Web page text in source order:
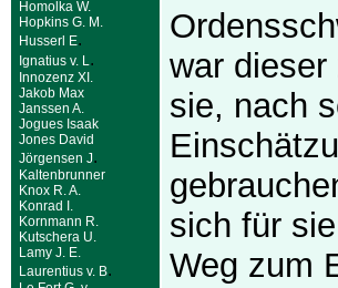
Homolka W.
Hopkins G. M.
Husserl E.
Ignatius v. L.
Innozenz XI.
Jakob Max
Janssen A.
Jogues Isaak
Jones David
Jörgensen J.
Kaltenbrunner
Knox R. A.
Konrad I.
Kornmann R.
Kutschera U.
Lamy J. E.
Laurentius v. B.
war
sie, nach
sich für
Weg zum